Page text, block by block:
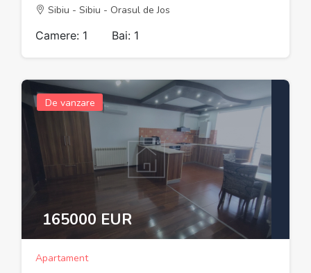
Sibiu - Sibiu - Orasul de Jos
Camere: 1 Bai: 1
De vanzare
165000 EUR
Apartament